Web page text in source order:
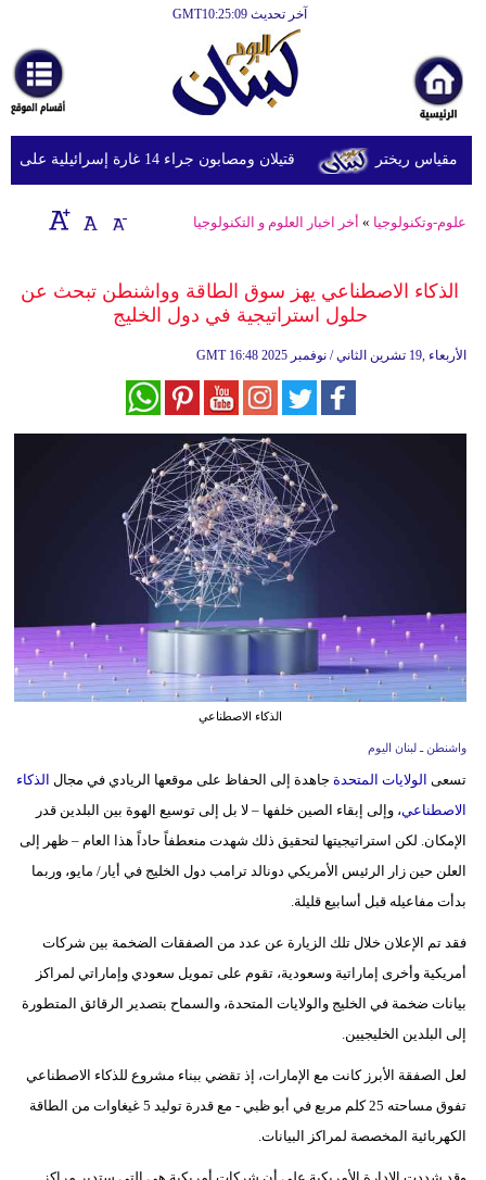
آخر تحديث GMT10:25:09
أخبارعاجلة
رياضة
ثقافة
إقتصاد
وموسيقى
إعلام
تعليم
أزياء
إسلامية
علوم
فيديو
قتيلان ومصابون جراء 14 غارة إسرائيلية على شرق وجنوب لبنان
علوم-وتكنولوجيا » أخر اخبار العلوم و التكنولوجيا
الذكاء الاصطناعي يهز سوق الطاقة وواشنطن تبحث عن
حلول استراتيجية في دول الخليج
GMT 16:48 2025 الأربعاء ,19 تشرين الثاني / نوفمبر
الذكاء الاصطناعي
واشنطن ـ لبنان اليوم
تسعى الولايات المتحدة جاهدة إلى الحفاظ على موقعها الريادي في مجال الذكاء
الاصطناعي، وإلى إبقاء الصين خلفها – لا بل إلى توسيع الهوة بين البلدين قدر
الإمكان. لكن استراتيجيتها لتحقيق ذلك شهدت منعطفاً حاداً هذا العام – ظهر إلى
العلن حين زار الرئيس الأمريكي دونالد ترامب دول الخليج في أيار/ مايو، وربما
بدأت مفاعيله قبل أسابيع قليلة.
فقد تم الإعلان خلال تلك الزيارة عن عدد من الصفقات الضخمة بين شركات
أمريكية وأخرى إماراتية وسعودية، تقوم على تمويل سعودي وإماراتي لمراكز
بيانات ضخمة في الخليج والولايات المتحدة، والسماح بتصدير الرقائق المتطورة
إلى البلدين الخليجيين.
لعل الصفقة الأبرز كانت مع الإمارات، إذ تقضي ببناء مشروع للذكاء الاصطناعي
تفوق مساحته 25 كلم مربع في أبو ظبي - مع قدرة توليد 5 غيغاوات من الطاقة
الكهربائية المخصصة لمراكز البيانات.